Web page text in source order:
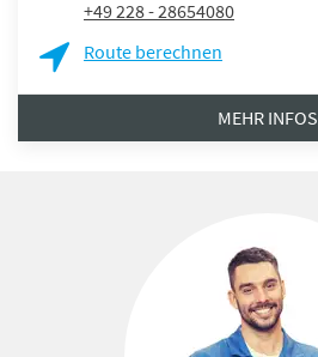
+49 228 - 28654080
Route berechnen
MEHR INFOS